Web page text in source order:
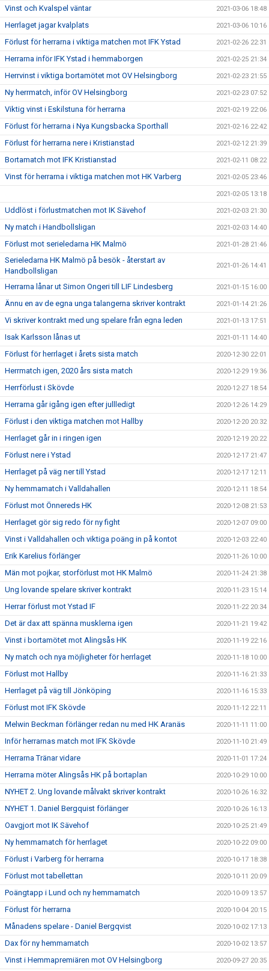
Vinst och Kvalspel väntar 2021-03-06 18:48
Herrlaget jagar kvalplats 2021-03-06 10:16
Förlust för herrarna i viktiga matchen mot IFK Ystad 2021-02-26 22:31
Herrarna inför IFK Ystad i hemmaborgen 2021-02-25 21:34
Herrvinst i viktiga bortamötet mot OV Helsingborg 2021-02-23 21:55
Ny herrmatch, inför OV Helsingborg 2021-02-23 07:52
Viktig vinst i Eskilstuna för herrarna 2021-02-19 22:06
Förlust för herrarna i Nya Kungsbacka Sporthall 2021-02-16 22:42
Förlust för herrarna nere i Kristianstad 2021-02-12 21:39
Bortamatch mot IFK Kristianstad 2021-02-11 08:22
Vinst för herrarna i viktiga matchen mot HK Varberg 2021-02-05 23:46
2021-02-05 13:18
Uddlöst i förlustmatchen mot IK Sävehof 2021-02-03 21:30
Ny match i Handbollsligan 2021-02-03 14:40
Förlust mot serieledarna HK Malmö 2021-01-28 21:46
Serieledarna HK Malmö på besök - återstart av
Handbollsligan
2021-01-26 14:41
Herrarna lånar ut Simon Ongeri till LIF Lindesberg 2021-01-15 16:00
Ännu en av de egna unga talangerna skriver kontrakt 2021-01-14 21:26
Vi skriver kontrakt med ung spelare från egna leden 2021-01-13 17:51
Isak Karlsson lånas ut 2021-01-11 14:40
Förlust för herrlaget i årets sista match 2020-12-30 22:01
Herrmatch igen, 2020 års sista match 2020-12-29 19:36
Herrförlust i Skövde 2020-12-27 18:54
Herrarna går igång igen efter jullledigt 2020-12-26 14:29
Förlust i den viktiga matchen mot Hallby 2020-12-20 20:32
Herrlaget går in i ringen igen 2020-12-19 20:22
Förlust nere i Ystad 2020-12-17 21:47
Herrlaget på väg ner till Ystad 2020-12-17 12:11
Ny hemmamatch i Valldahallen 2020-12-11 18:54
Förlust mot Önnereds HK 2020-12-08 21:53
Herrlaget gör sig redo för ny fight 2020-12-07 09:00
Vinst i Valldahallen och viktiga poäng in på kontot 2020-12-03 22:40
Erik Karelius förlänger 2020-11-26 10:00
Män mot pojkar, storförlust mot HK Malmö 2020-11-24 21:38
Ung lovande spelare skriver kontrakt 2020-11-23 15:14
Herrar förlust mot Ystad IF 2020-11-22 20:34
Det är dax att spänna musklerna igen 2020-11-21 19:42
Vinst i bortamötet mot Alingsås HK 2020-11-19 22:16
Ny match och nya möjligheter för herrlaget 2020-11-18 10:00
Förlust mot Hallby 2020-11-16 21:33
Herrlaget på väg till Jönköping 2020-11-16 15:33
Förlust mot IFK Skövde 2020-11-12 22:11
Melwin Beckman förlänger redan nu med HK Aranäs 2020-11-11 11:00
Inför herrarnas match mot IFK Skövde 2020-11-10 21:49
Herrarna Tränar vidare 2020-11-01 17:24
Herrarna möter Alingsås HK på bortaplan 2020-10-29 10:00
NYHET 2. Ung lovande målvakt skriver kontrakt 2020-10-26 16:32
NYHET 1. Daniel Bergquist förlänger 2020-10-26 16:13
Oavgjort mot IK Sävehof 2020-10-25 21:49
Ny hemmamatch för herrlaget 2020-10-22 09:00
Förlust i Varberg för herrarna 2020-10-17 18:38
Förlust mot tabellettan 2020-10-11 20:09
Poängtapp i Lund och ny hemmamatch 2020-10-09 13:57
Förlust för herrarna 2020-10-04 20:15
Månadens spelare - Daniel Bergqvist 2020-10-02 17:13
Dax för ny hemmamatch 2020-10-02 13:57
Vinst i Hemmapremiären mot OV Helsingborg 2020-09-27 20:35